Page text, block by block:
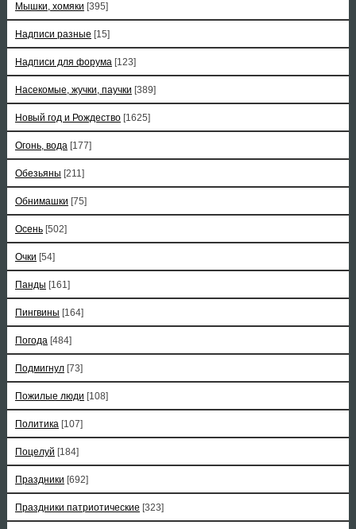
Мышки, хомяки [395]
Надписи разные [15]
Надписи для форума [123]
Насекомые, жучки, паучки [389]
Новый год и Рождество [1625]
Огонь, вода [177]
Обезьяны [211]
Обнимашки [75]
Осень [502]
Очки [54]
Панды [161]
Пингвины [164]
Погода [484]
Подмигнул [73]
Пожилые люди [108]
Политика [107]
Поцелуй [184]
Праздники [692]
Праздники патриотические [323]